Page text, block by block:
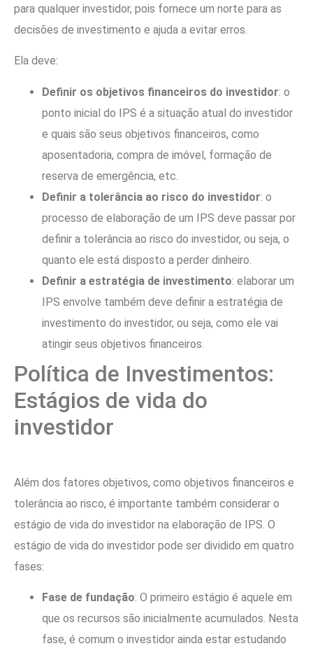
para qualquer investidor, pois fornece um norte para as
decisões de investimento e ajuda a evitar erros.
Ela deve:
Definir os objetivos financeiros do investidor: o
ponto inicial do IPS é a situação atual do investidor
e quais são seus objetivos financeiros, como
aposentadoria, compra de imóvel, formação de
reserva de emergência, etc.
Definir a tolerância ao risco do investidor: o
processo de elaboração de um IPS deve passar por
definir a tolerância ao risco do investidor, ou seja, o
quanto ele está disposto a perder dinheiro.
Definir a estratégia de investimento: elaborar um
IPS envolve também deve definir a estratégia de
investimento do investidor, ou seja, como ele vai
atingir seus objetivos financeiros.
Política de Investimentos:
Estágios de vida do
investidor
Além dos fatores objetivos, como objetivos financeiros e
tolerância ao risco, é importante também considerar o
estágio de vida do investidor na elaboração de IPS. O
estágio de vida do investidor pode ser dividido em quatro
fases:
Fase de fundação: O primeiro estágio é aquele em
que os recursos são inicialmente acumulados. Nesta
fase, é comum o investidor ainda estar estudando